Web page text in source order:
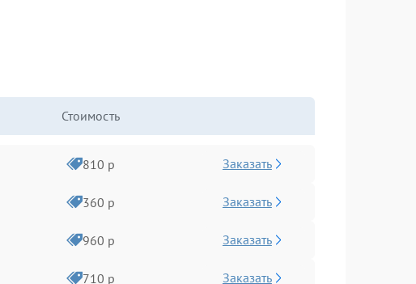
Стоимость
810 р Заказать
360 р Заказать
960 р Заказать
710 р Заказать